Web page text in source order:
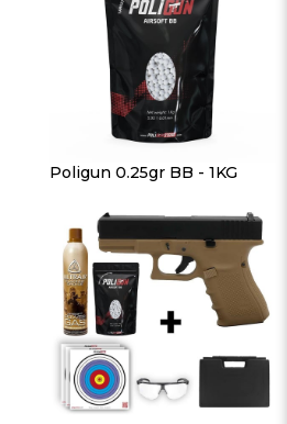
Poligun 0.25gr BB - 1KG